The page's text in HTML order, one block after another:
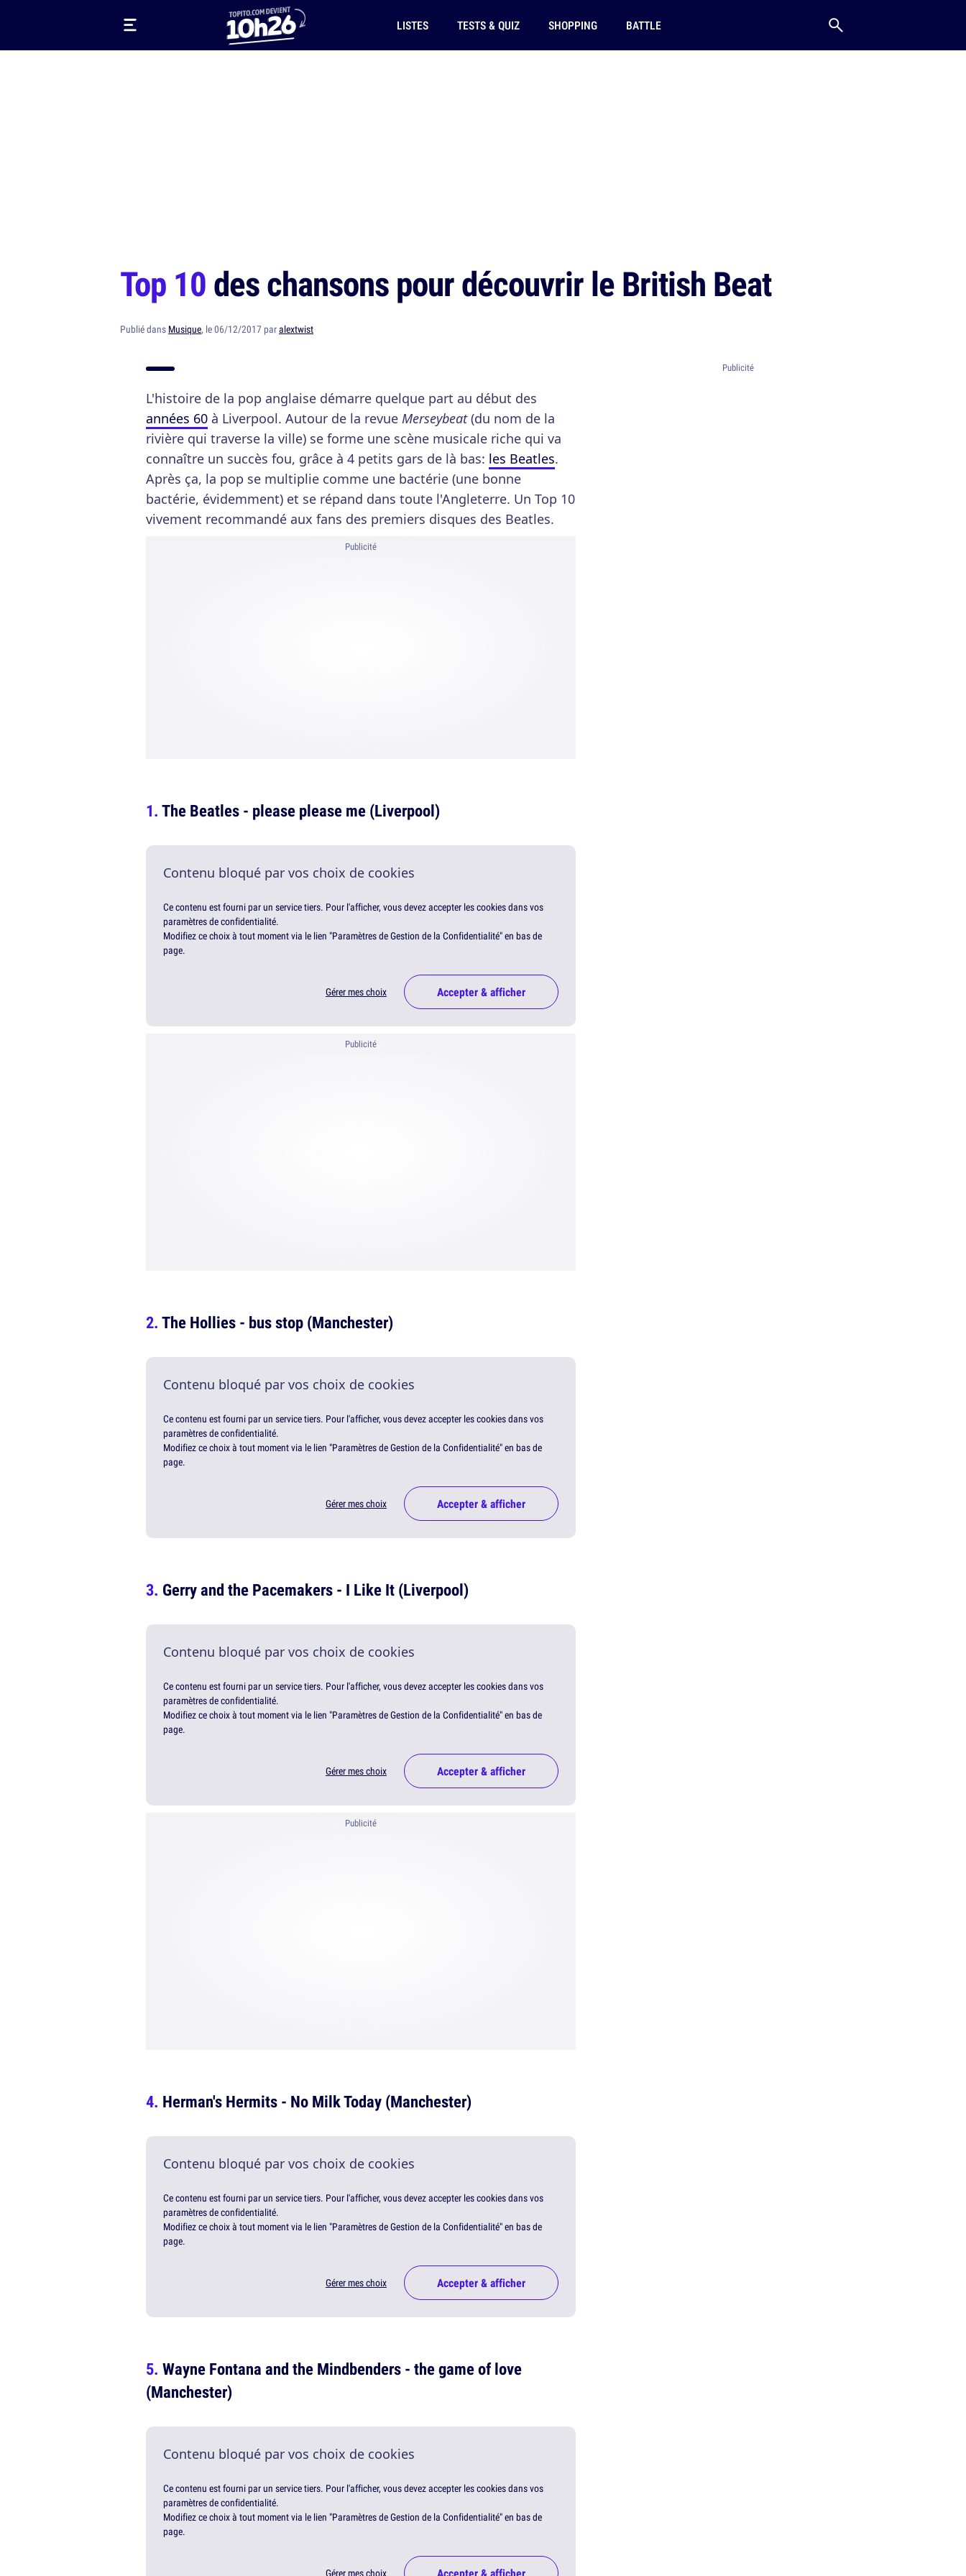
LISTES TESTS & QUIZ SHOPPING BATTLE
Top 10des chansons pour découvrir le British Beat
Publié dans Musique, le 06/12/2017 paralextwist
L'histoire de la pop anglaise démarre quelque part au début des
années 60 à Liverpool. Autour de la revue Merseybeat(du nom de la
rivière qui traverse la ville) se forme une scène musicale riche qui va
connaître un succès fou, grâce à 4 petits gars de là bas: les Beatles.
Après ça, la pop se multiplie comme une bactérie (une bonne
bactérie, évidemment) et se répand dans toute l'Angleterre. Un Top 10
vivement recommandé aux fans des premiers disques des Beatles.
Publicité
The Beatles - please please me (Liverpool)
Contenu bloqué par vos choix de cookies
Ce contenu est fourni par un service tiers. Pour l'afficher, vous devez accepter les cookies dans vos
paramètres de confidentialité.
Modifiez ce choix à tout moment via le lien "Paramètres de Gestion de la Confidentialité" en bas de
page.
Gérer mes choix Accepter & afficher
Publicité
The Hollies - bus stop (Manchester)
Contenu bloqué par vos choix de cookies
Ce contenu est fourni par un service tiers. Pour l'afficher, vous devez accepter les cookies dans vos
paramètres de confidentialité.
Modifiez ce choix à tout moment via le lien "Paramètres de Gestion de la Confidentialité" en bas de
page.
Gérer mes choix Accepter & afficher
Gerry and the Pacemakers - I Like It (Liverpool)
Contenu bloqué par vos choix de cookies
Ce contenu est fourni par un service tiers. Pour l'afficher, vous devez accepter les cookies dans vos
paramètres de confidentialité.
Modifiez ce choix à tout moment via le lien "Paramètres de Gestion de la Confidentialité" en bas de
page.
Gérer mes choix Accepter & afficher
Publicité
Herman's Hermits - No Milk Today (Manchester)
Contenu bloqué par vos choix de cookies
Ce contenu est fourni par un service tiers. Pour l'afficher, vous devez accepter les cookies dans vos
paramètres de confidentialité.
Modifiez ce choix à tout moment via le lien "Paramètres de Gestion de la Confidentialité" en bas de
page.
Gérer mes choix Accepter & afficher
Wayne Fontana and the Mindbenders - the game of love
(Manchester)
Contenu bloqué par vos choix de cookies
Ce contenu est fourni par un service tiers. Pour l'afficher, vous devez accepter les cookies dans vos
paramètres de confidentialité.
Modifiez ce choix à tout moment via le lien "Paramètres de Gestion de la Confidentialité" en bas de
page.
Gérer mes choix